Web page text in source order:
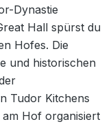
Dynastie
Hall spürst du
Hofes. Die
und historischen
Tudor Kitchens
Hof organisiert